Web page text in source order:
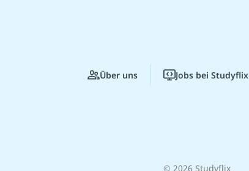
Über uns Jobs bei Studyflix
© 2026 Studyflix